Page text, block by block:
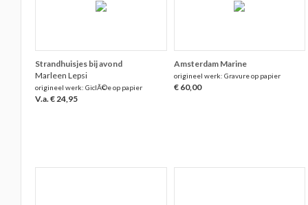
Strandhuisjes bij avond
Marleen Lepsi
origineel werk: GiclÃ©e op papier
V.a. € 24,95
Amsterdam Marine
origineel werk: Gravure op papier
€ 60,00